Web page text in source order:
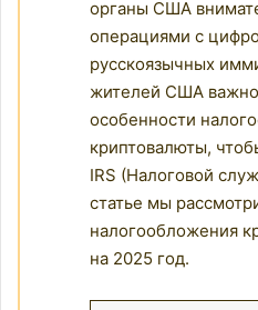
органы США
операциями с
русскоязычных
жителей США
особенности
криптовалюты,
IRS (Налоговой
статье мы
налогообложения
на 2025 год.